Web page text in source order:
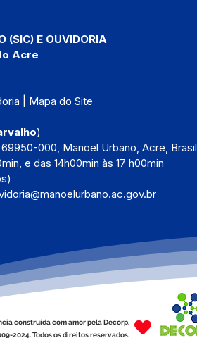
(SIC) E OUVIDORIA
Acre
Mapa do Site
)
000, Manoel Urbano, Acre, Brasil
e das 14h00min às 17 h00min
construída com amor pela Decorp.
2024. Todos os direitos reservados.